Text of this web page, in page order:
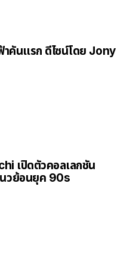
คันแรก ดีไซน์โดย Jony
เปิดตัวคอลเลกชัน
วย้อนยุค 90s